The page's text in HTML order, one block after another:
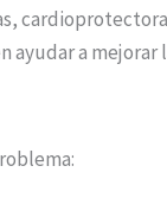
ayudar a mejorar